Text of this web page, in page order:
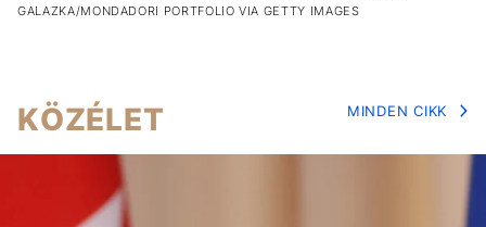
GALAZKA/MONDADORI PORTFOLIO VIA GETTY IMAGES
KÖZÉLET MINDEN CIKK